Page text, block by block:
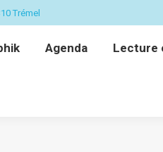
Trémel
Agenda Lecture
Agenda Lecture